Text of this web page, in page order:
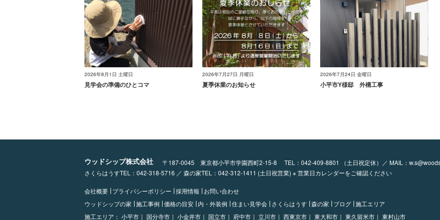
2026年8月1日 土曜日
見学会の準備のひとコマ
2026年7月27日 月曜日
夏季休業のお知らせ
2026年7月24日 金曜日
小平市Y様邸 外構工事
ウッドシップ株式会社 〒187-0045 東京都小平市学園西町2-15-8 TEL： 042-409-8801 （土日祝定休）／ MAIL：
さくらはうすTEL：042-318-5716 ／ 森の家TEL：042-312-1411 (土日祝営業) ※ 営業日カレンダーをご確認ください
会社概要 プライバシーポリシー 採用情報
お問い合わせ
ウッドシップの家 施工事例 価格の目安 内・外装例 住まい見学会 さくらはうす 森の家 ブログ 施工エリア
施工エリア： 小平市｜ 国分寺市｜ 小金井市｜ 国立市｜ 府中市｜ 立川市｜ 西東京市｜ 東大和市｜ 東久留米市｜ 東村山市